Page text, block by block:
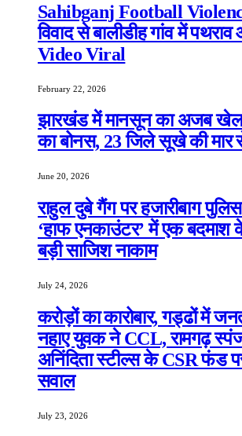
Sahibganj Football
विवाद से बालीडीह गांव में
Video Viral
February 22, 2026
झारखंड में मानसून का अजब खेल:
का बोनस, 23 जिले सूखे की मार
June 20, 2026
राहुल दुबे गैंग पर हजारीबाग
‘हाफ एनकाउंटर’ में एक बदमाश
बड़ी साजिश नाकाम
July 24, 2026
करोड़ों का कारोबार, गड्ढों में
नहाए युवक ने CCL, रामगढ़
अनिंदिता स्टील्स के CSR फंड
सवाल
July 23, 2026